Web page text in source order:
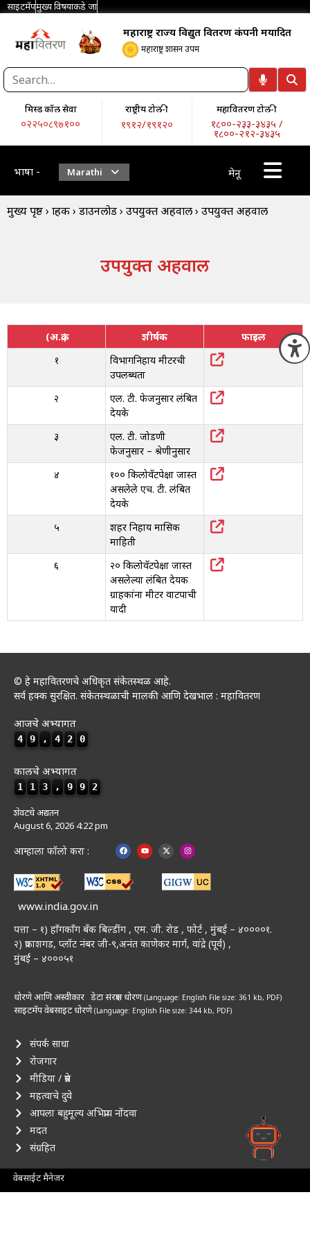
साइटमॅपमुख्य विषयाकडे जा
महाराष्ट्र राज्य विद्युत वितरण कंपनी मर्यादित
महाराष्ट्र शासन उपक्रम
मिस्ड कॉल सेवा
०२२५०८९७१००
राष्ट्रीय टोल-फ्री
१९१२/१९१२०
महावितरण टोल-फ्री
१८००-२३३-३४३५ /
१८००-२१२-३४३५
भाषा - Marathi मेनू
मुख्य पृष्ठ› ग्राहक› डाउनलोड› उपयुक्त अहवाल› उपयुक्त अहवाल
उपयुक्त अहवाल
(अ.क्र.) शीर्षक
फाइल
१
विभागनिहाय मीटरची
उपलब्धता
२
एल. टी. फेजनुसार प्रलंबित
देयके
३
एल. टी. जोडणी
फेजनुसार – श्रेणीनुसार
४
१०० किलोवॅटपेक्षा जास्त
असलेले एच. टी. प्रलंबित
देयके
५
शहर निहाय मासिक
माहिती
६
२० किलोवॅटपेक्षा जास्त
असलेल्या प्रलंबित देयक
ग्राहकांना मीटर वाटपाची
यादी
© हे महावितरणचे अधिकृत संकेतस्थळ आहे.
सर्व हक्क सुरक्षित. संकेतस्थळाची मालकी आणि देखभाल : महावितरण
आजचे अभ्यागत
4 9 , 4 2 0
कालचे अभ्यागत
1 1 3 , 9 9 2
शेवटचे अद्यतन
August 6, 2026 4:22 pm
आम्हाला फॉलो करा :
www.india.gov.in
पत्ता – १) हॉंगकॉंग बँक बिल्डींग , एम. जी. रोड , फोर्ट , मुंबई – ४००००१.
२) प्रकाशगड, प्लॉट नंबर जी-९,अनंत काणेकर मार्ग, वांद्रे (पूर्व) ,
मुंबई – ४०००५१
धोरणे आणि अस्वीकार डेटा संरक्षण धोरण(Language: English File size: 361 kb, PDF)
साइटमॅपवेबसाइट धोरणे(Language: English File size: 344 kb, PDF)
संपर्क साधा
रोजगार
मीडिया / प्रेस
महत्वाचे दुवे
आपला बहुमूल्य अभिप्राय नोंदवा
मदत
संग्रहित
वेबसाईट मैनेजर